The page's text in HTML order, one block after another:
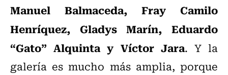
Manuel Balmaceda, Fray Camilo
Henríquez, Gladys Marín, Eduardo
“Gato” Alquinta y Víctor Jara. Y la
galería es mucho más amplia, porque